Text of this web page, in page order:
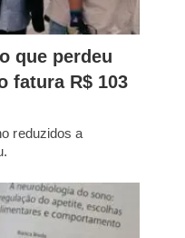
que perdeu
fatura R$ 103
reduzidos a